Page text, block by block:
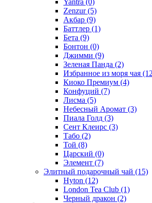
Zenzur(5)
Акбар (9)
Баттлер (1)
Бета (9)
Бонтон (0)
Джимми (9)
Зеленая Панда (2)
Избранное из моря чая
Киоко Премиум (4)
Конфуций (7)
Лисма (5)
Небесный Аромат (3)
Пиала Голд (3)
Сент Клеирс (3)
Табо (2)
Той (8)
Царский (0)
Элемент (7)
Элитный подарочный чай (15)
Hyton (12)
London Tea Club (1)
Черный дракон (2)